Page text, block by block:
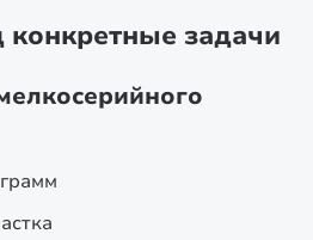
конкретные задачи